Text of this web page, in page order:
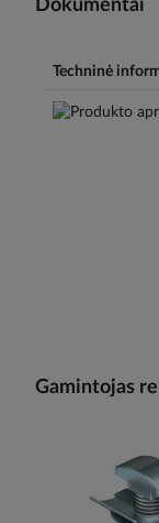
Dokumentai
Techninė
Gamintojas